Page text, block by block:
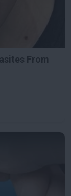
From